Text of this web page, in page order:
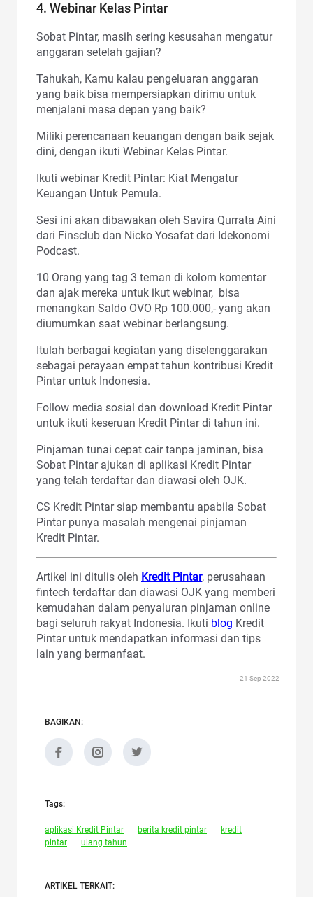
4. Webinar Kelas Pintar
Sobat Pintar, masih sering kesusahan mengatur
anggaran setelah gajian?
Tahukah, Kamu kalau pengeluaran anggaran
yang baik bisa mempersiapkan dirimu untuk
menjalani masa depan yang baik?
Miliki perencanaan keuangan dengan baik sejak
dini, dengan ikuti Webinar Kelas Pintar.
Ikuti webinar Kredit Pintar: Kiat Mengatur
Keuangan Untuk Pemula.
Sesi ini akan dibawakan oleh Savira Qurrata Aini
dari Finsclub dan Nicko Yosafat dari Idekonomi
Podcast.
10 Orang yang tag 3 teman di kolom komentar
dan ajak mereka untuk ikut webinar, bisa
menangkan Saldo OVO Rp 100.000,- yang akan
diumumkan saat webinar berlangsung.
Itulah berbagai kegiatan yang diselenggarakan
sebagai perayaan empat tahun kontribusi Kredit
Pintar untuk Indonesia.
Follow media sosial dan download Kredit Pintar
untuk ikuti keseruan Kredit Pintar di tahun ini.
Pinjaman tunai cepat cair tanpa jaminan, bisa
Sobat Pintar ajukan di aplikasi Kredit Pintar
yang telah terdaftar dan diawasi oleh OJK.
CS Kredit Pintar siap membantu apabila Sobat
Pintar punya masalah mengenai pinjaman
Kredit Pintar.
Artikel ini ditulis oleh Kredit Pintar, perusahaan
fintech terdaftar dan diawasi OJK yang memberi
kemudahan dalam penyaluran pinjaman online
bagi seluruh rakyat Indonesia. Ikuti blog Kredit
Pintar untuk mendapatkan informasi dan tips
lain yang bermanfaat.
21 Sep 2022
BAGIKAN:
Tags:
aplikasi Kredit Pintar berita kredit pintar
kredit
pintar
ulang tahun
ARTIKEL TERKAIT: